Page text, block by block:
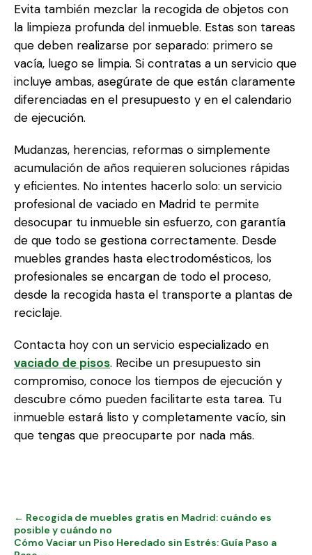
Evita también mezclar la recogida de objetos con
la limpieza profunda del inmueble. Estas son tareas
que deben realizarse por separado: primero se
vacía, luego se limpia. Si contratas a un servicio que
incluye ambas, asegúrate de que están claramente
diferenciadas en el presupuesto y en el calendario
de ejecución.
Mudanzas, herencias, reformas o simplemente
acumulación de años requieren soluciones rápidas
y eficientes. No intentes hacerlo solo: un servicio
profesional de vaciado en Madrid te permite
desocupar tu inmueble sin esfuerzo, con garantía
de que todo se gestiona correctamente. Desde
muebles grandes hasta electrodomésticos, los
profesionales se encargan de todo el proceso,
desde la recogida hasta el transporte a plantas de
reciclaje.
Contacta hoy con un servicio especializado en
vaciado de pisos. Recibe un presupuesto sin
compromiso, conoce los tiempos de ejecución y
descubre cómo pueden facilitarte esta tarea. Tu
inmueble estará listo y completamente vacío, sin
que tengas que preocuparte por nada más.
← Recogida de muebles gratis en Madrid: cuándo es
posible y cuándo no
Cómo Vaciar un Piso Heredado sin Estrés: Guía Paso a